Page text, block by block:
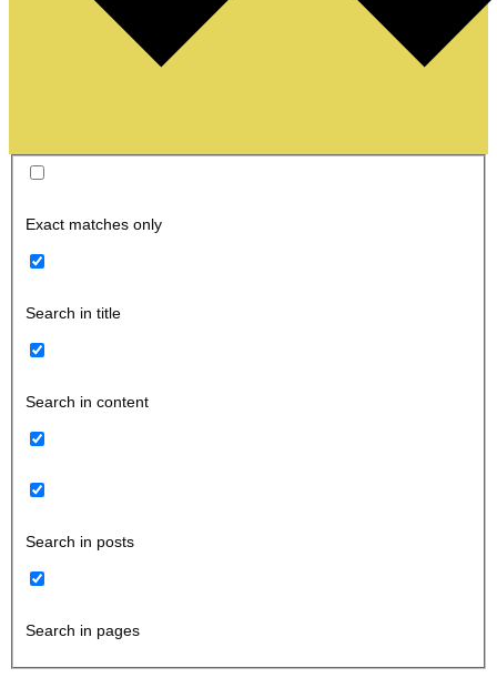
Exact matches only
Search in title
Search in content
Search in posts
Search in pages